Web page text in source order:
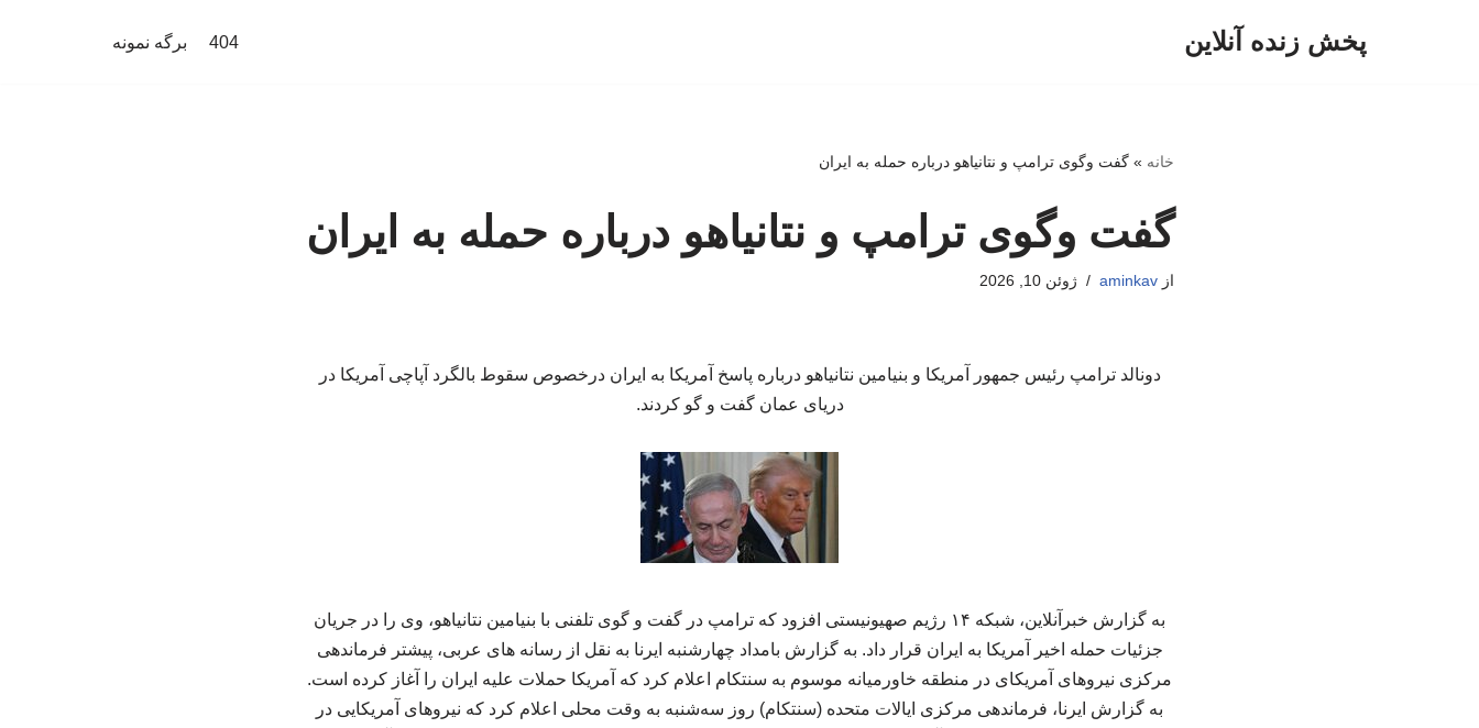
پخش زنده آنلاین 404 برگه نمونه
خانه »گفت وگوی ترامپ و نتانیاهو درباره حمله به ایران
گفت وگوی ترامپ و نتانیاهو درباره حمله به ایران
ازaminkav ژوئن 10, 2026
دونالد ترامپ رئیس جمهور آمریکا و بنیامین نتانیاهو درباره پاسخ آمریکا به ایران درخصوص سقوط بالگرد آپاچی آمریکا در
دریای عمان گفت و گو کردند.
به گزارش خبرآنلاین، شبکه ۱۴ رژیم صهیونیستی افزود که ترامپ در گفت و گوی تلفنی با بنیامین نتانیاهو، وی را در جریان
جزئیات حمله اخیر آمریکا به ایران قرار داد. به گزارش بامداد چهارشنبه ایرنا به نقل از رسانه های عربی، پیشتر فرماندهی
مرکزی نیروهای آمریکای در منطقه خاورمیانه موسوم به سنتکام اعلام کرد که آمریکا حملات علیه ایران را آغاز کرده‌ است.
به گزارش ایرنا، فرماندهی مرکزی ایالات متحده (سنتکام) روز سه‌شنبه به وقت محلی اعلام کرد که نیروهای آمریکایی در